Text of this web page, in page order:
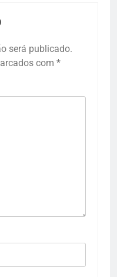
será publicado.
com *